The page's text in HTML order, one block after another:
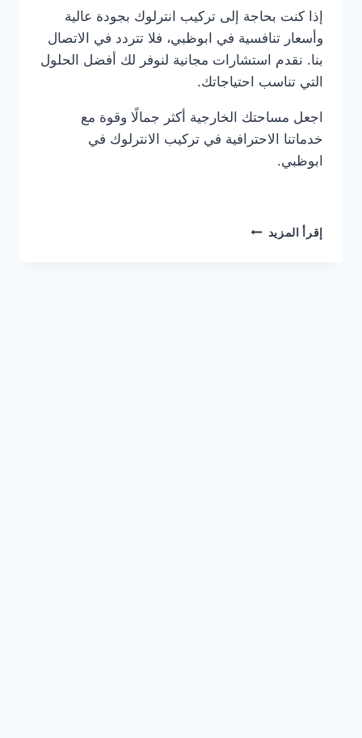
إذا كنت بحاجة إلى تركيب انترلوك بجودة عالية
وأسعار تنافسية في ابوظبي، فلا تتردد في الاتصال
بنا. نقدم استشارات مجانية لنوفر لك أفضل الحلول
التي تناسب احتياجاتك.
اجعل مساحتك الخارجية أكثر جمالًا وقوة مع
خدماتنا الاحترافية في تركيب الانترلوك في
ابوظبي.
إقرأ المزيد شركة